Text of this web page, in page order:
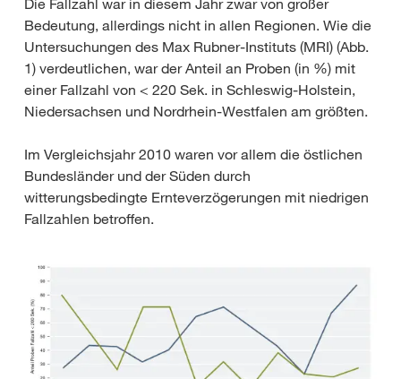
Bedeutung, allerdings nicht in allen Regionen. Wie die
Untersuchungen des Max Rubner-Instituts (MRI) (Abb.
1) verdeutlichen, war der Anteil an Proben (in %) mit
einer Fallzahl von < 220 Sek. in Schleswig-Holstein,
Niedersachsen und Nordrhein-Westfalen am größten.
Im Vergleichsjahr 2010 waren vor allem die östlichen
Bundesländer und der Süden durch
witterungsbedingte Ernteverzögerungen mit niedrigen
Fallzahlen betroffen.